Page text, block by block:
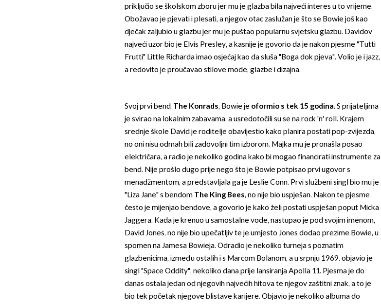
priključio se školskom zboru jer mu je glazba bila najveći interes u to vrijeme.
Obožavao je pjevati i plesati, a njegov otac zaslužan je što se Bowie još kao
dječak zaljubio u glazbu jer mu je puštao popularnu svjetsku glazbu. Davidov
najveći uzor bio je Elvis Presley, a kasnije je govorio da je nakon pjesme "Tutti
Frutti" Little Richarda imao osjećaj kao da sluša "Boga dok pjeva". Volio je i jazz,
a redovito je proučavao stilove mode, glazbe i dizajna.
Svoj prvi bend, The Konrads, Bowie je oformio s tek 15 godina. S prijateljima
je svirao na lokalnim zabavama, a usredotočili su se na rock 'n' roll. Krajem
srednje škole David je roditelje obavijestio kako planira postati pop-zvijezda,
no oni nisu odmah bili zadovoljni tim izborom. Majka mu je pronašla posao
električara, a radio je nekoliko godina kako bi mogao financirati instrumente za
bend. Nije prošlo dugo prije nego što je Bowie potpisao prvi ugovor s
menadžmentom, a predstavljala ga je Leslie Conn. Prvi službeni singl bio mu je
"Liza Jane" s bendom The King Bees, no nije bio uspješan. Nakon te pjesme
često je mijenjao bendove, a govorio je kako želi postati uspješan poput Micka
Jaggera. Kada je krenuo u samostalne vode, nastupao je pod svojim imenom,
David Jones, no nije bio upečatljiv te je umjesto Jones dodao prezime Bowie, u
spomen na Jamesa Bowieja. Odradio je nekoliko turneja s poznatim
glazbenicima, između ostalih i s Marcom Bolanom, a u srpnju 1969. objavio je
singl "Space Oddity", nekoliko dana prije lansiranja Apolla 11. Pjesma je do
danas ostala jedan od njegovih najvećih hitova te njegov zaštitni znak, a to je
bio tek početak njegove blistave karijere. Objavio je nekoliko albuma do